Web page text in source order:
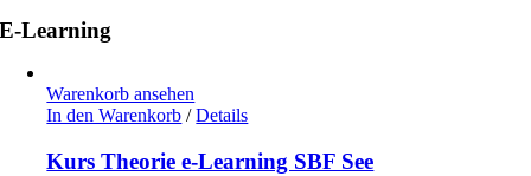
E-Learning
Warenkorb ansehen
In den Warenkorb / Details
Kurs Theorie e-Learning SBF See